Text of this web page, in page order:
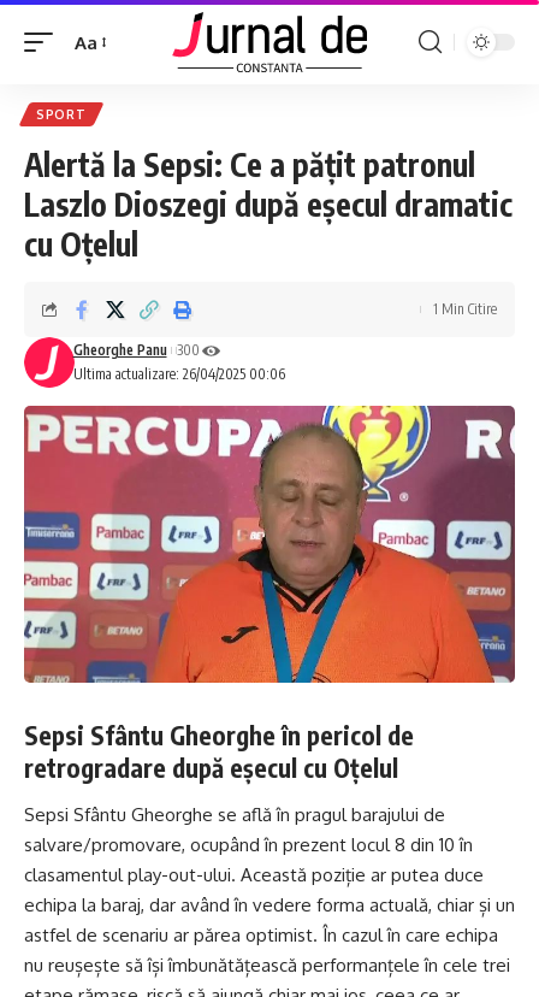
Aa
SPORT
Alertă la Sepsi: Ce a pățit patronul
Laszlo Dioszegi după eșecul dramatic
cu Oțelul
Ultima actualizare: 26/04/2025 00:06
Gheorghe Panu 300
1 Min Citire
Sepsi Sfântu Gheorghe în pericol de
retrogradare după eșecul cu Oțelul
Sepsi Sfântu Gheorghe se află în pragul barajului de
salvare/promovare, ocupând în prezent locul 8 din 10 în
clasamentul play-out-ului. Această poziție ar putea duce
echipa la baraj, dar având în vedere forma actuală, chiar și un
astfel de scenariu ar părea optimist. În cazul în care echipa
nu reușește să își îmbunătățească performanțele în cele trei